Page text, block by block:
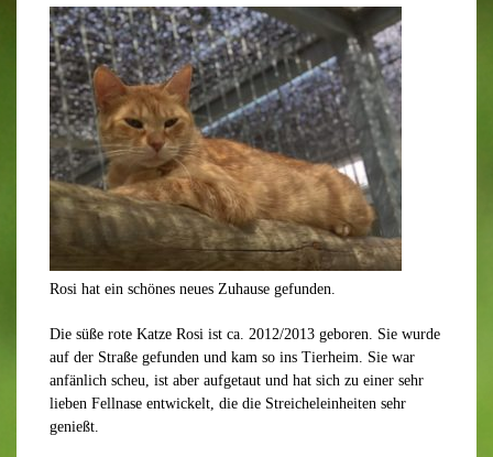
Rosi hat ein schönes neues Zuhause gefunden.
Die süße rote Katze Rosi ist ca. 2012/2013 geboren. Sie wurde
auf der Straße gefunden und kam so ins Tierheim. Sie war
anfänlich scheu, ist aber aufgetaut und hat sich zu einer sehr
lieben Fellnase entwickelt, die die Streicheleinheiten sehr
genießt.